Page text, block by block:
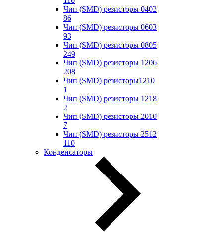
Чип (SMD) резисторы 0402
86
Чип (SMD) резисторы 0603
93
Чип (SMD) резисторы 0805
249
Чип (SMD) резисторы 1206
208
Чип (SMD) резисторы1210
1
Чип (SMD) резисторы 1218
2
Чип (SMD) резисторы 2010
7
Чип (SMD) резисторы 2512
110
Конденсаторы